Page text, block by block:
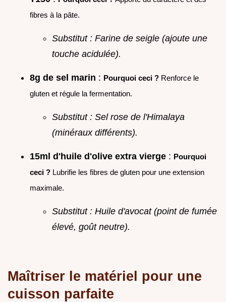
fibres à la pâte.
Substitut : Farine de seigle (ajoute une
touche acidulée).
8g de sel marin : Pourquoi ceci ? Renforce le
gluten et régule la fermentation.
Substitut : Sel rose de l'Himalaya
(minéraux différents).
15ml d'huile d'olive extra vierge : Pourquoi
ceci ? Lubrifie les fibres de gluten pour une extension
maximale.
Substitut : Huile d'avocat (point de fumée
élevé, goût neutre).
Maîtriser le matériel pour une
cuisson parfaite